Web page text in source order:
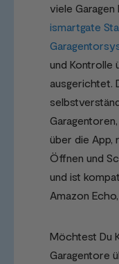
viele Garagen
ismartgate
und Kontrolle
ausgerichtet.
über die App,
Öffnen und
und ist
Amazon
Möchtest Du
Garagentore